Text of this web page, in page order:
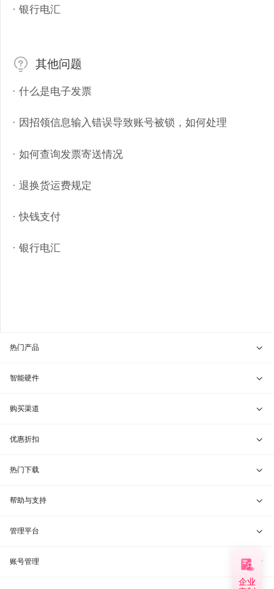
· 银行电汇
其他问题
· 什么是电子发票
· 因招领信息输入错误导致账号被锁，如何处理
· 如何查询发票寄送情况
· 退换货运费规定
· 快钱支付
· 银行电汇
企业
热门产品
贝锐向日葵 · 远程控制
贝锐蒲公英 · 异地组网
贝锐花生壳 · 动态域名
贝锐洋葱头 · 协作无间
智能硬件
贝锐向日葵硬件
贝锐蒲公英硬件
贝锐花生壳硬件
购买渠道
天猫旗舰店
京东旗舰店
优惠折扣
兑换码通道
教育公益折扣
热门下载
贝锐向日葵客户端
贝锐蒲公英客户端
贝锐花生壳客户端
帮助与支持
我要建议
我要投诉
管理平台
贝锐向日葵管理
账号管理